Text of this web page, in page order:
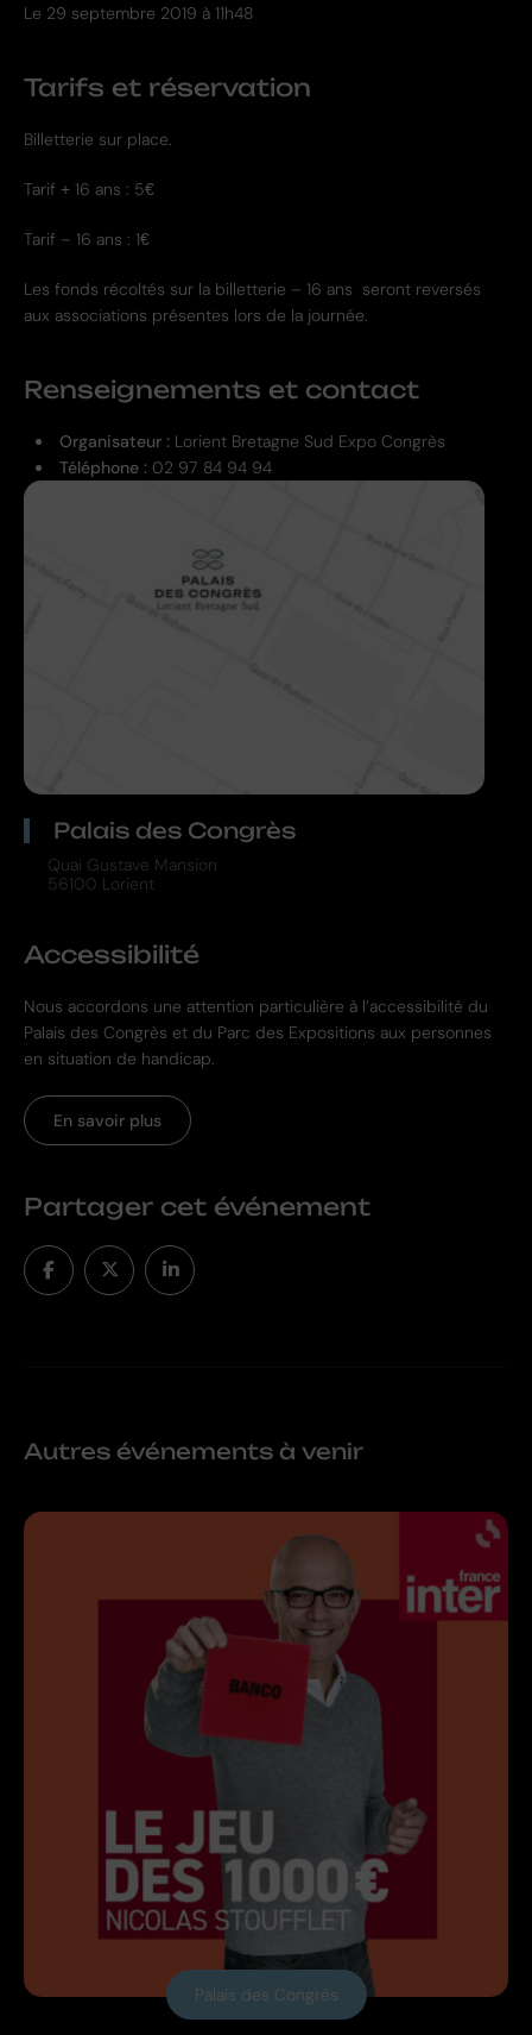
Le 29 septembre 2019 à 11h48
Tarifs et réservation
Billetterie sur place.
Tarif + 16 ans : 5€
Tarif – 16 ans : 1€
Les fonds récoltés sur la billetterie – 16 ans seront reversés
aux associations présentes lors de la journée.
Renseignements et contact
Organisateur : Lorient Bretagne Sud Expo Congrès
Téléphone : 02 97 84 94 94
Palais des Congrès
Quai Gustave Mansion
56100 Lorient
Accessibilité
Nous accordons une attention particulière à l’accessibilité du
Palais des Congrès et du Parc des Expositions aux personnes
en situation de handicap.
En savoir plus
Partager cet événement
Autres événements à venir
Palais des Congrès